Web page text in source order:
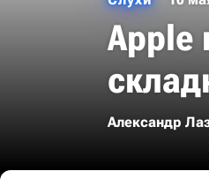
Apple
Александр